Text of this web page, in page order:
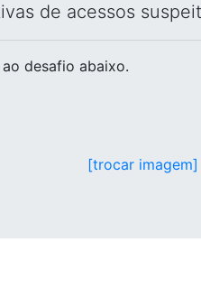
de acessos
desafio abaixo.
[trocar imagem]